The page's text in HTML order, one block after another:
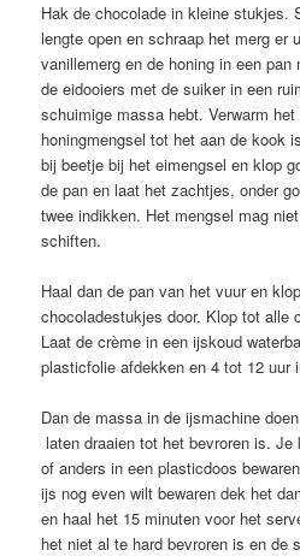
Hak de chocolade in kleine stukjes.
lengte open en schraap het merg er
vanillemerg en de honing in een
de eidooiers met de suiker in een
schuimige massa hebt. Verwarm
honingmengsel tot het aan de kook
bij beetje bij het eimengsel en klop
de pan en laat het zachtjes, onder
twee indikken. Het mengsel mag
schiften.
Haal dan de pan van het vuur en
chocoladestukjes door. Klop tot alle
Laat de crème in een ijskoud
plasticfolie afdekken en 4 tot 12 uur
Dan de massa in de ijsmachine
laten draaien tot het bevroren is.
of anders in een plasticdoos
ijs nog even wilt bewaren dek het
en haal het 15 minuten voor het
het niet al te hard bevroren is en de